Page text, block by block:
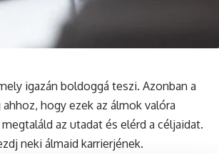
igazán boldoggá teszi. Azonban a
hogy ezek az álmok valóra
az utadat és elérd a céljaidat.
neki álmaid karrierjének.